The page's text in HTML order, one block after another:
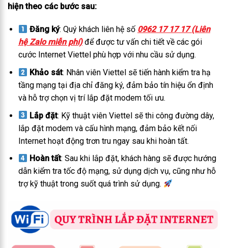
hiện theo các bước sau:
Đăng ký: Quý khách liên hệ số 0962 17 17 17 (Liên
hệ Zalo miễn phí) để được tư vấn chi tiết về các gói
cước Internet Viettel phù hợp với nhu cầu sử dụng.
Khảo sát: Nhân viên Viettel sẽ tiến hành kiểm tra hạ
tầng mạng tại địa chỉ đăng ký, đảm bảo tín hiệu ổn định
và hỗ trợ chọn vị trí lắp đặt modem tối ưu.
Lắp đặt: Kỹ thuật viên Viettel sẽ thi công đường dây,
lắp đặt modem và cấu hình mạng, đảm bảo kết nối
Internet hoạt động trơn tru ngay sau khi hoàn tất.
Hoàn tất: Sau khi lắp đặt, khách hàng sẽ được hướng
dẫn kiểm tra tốc độ mạng, sử dụng dịch vụ, cũng như hỗ
trợ kỹ thuật trong suốt quá trình sử dụng.